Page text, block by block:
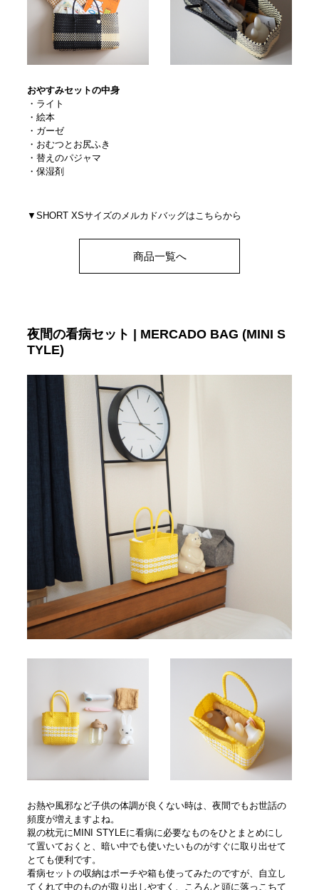
おやすみセットの中身
・ライト
・絵本
・ガーゼ
・おむつとお尻ふき
・替えのパジャマ
・保湿剤
▼SHORT XSサイズのメルカドバッグはこちらから
商品一覧へ
夜間の看病セット | MERCADO BAG (MINI S
TYLE)
お熱や風邪など子供の体調が良くない時は、夜間でもお世話の
頻度が増えますよね。
親の枕元にMINI STYLEに看病に必要なものをひとまとめにし
て置いておくと、暗い中でも使いたいものがすぐに取り出せて
とても便利です。
看病セットの収納はポーチや箱も使ってみたのですが、自立し
てくれて中のものが取り出しやすく、ころんと頭に落っこちて